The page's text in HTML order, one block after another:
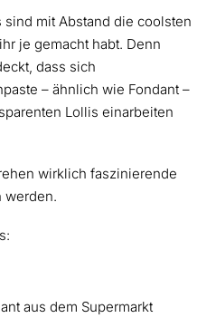
mit Abstand die coolsten
je gemacht habt. Denn
dass sich
– ähnlich wie Fondant –
Lollis einarbeiten
wirklich faszinierende
werden.
aus dem Supermarkt